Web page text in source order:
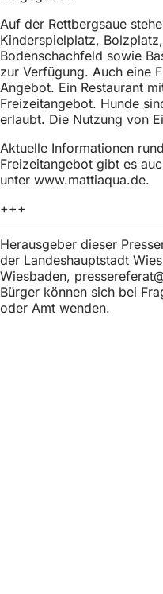
:
Auf der Rettbergsaue
Kinderspielplatz,
Bodenschachfeld sowie
zur Verfügung. Auch eine
Angebot. Ein Restaurant
Freizeitangebot. Hunde
erlaubt. Die Nutzung von
Aktuelle Informationen
Freizeitangebot gibt es
unter www.mattiaqua.de.
+++
Herausgeber dieser
der Landeshauptstadt
Wiesbaden, pressereferat
Bürger können sich bei
oder Amt wenden.